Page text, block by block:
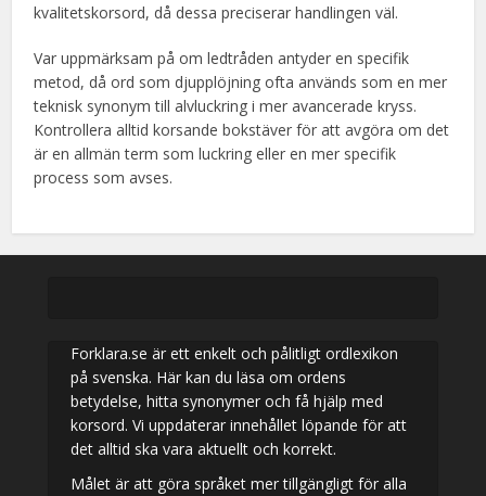
kvalitetskorsord, då dessa preciserar handlingen väl.
Var uppmärksam på om ledtråden antyder en specifik
metod, då ord som djupplöjning ofta används som en mer
teknisk synonym till alvluckring i mer avancerade kryss.
Kontrollera alltid korsande bokstäver för att avgöra om det
är en allmän term som luckring eller en mer specifik
process som avses.
Forklara.se är ett enkelt och pålitligt ordlexikon
på svenska. Här kan du läsa om ordens
betydelse, hitta synonymer och få hjälp med
korsord. Vi uppdaterar innehållet löpande för att
det alltid ska vara aktuellt och korrekt.
Målet är att göra språket mer tillgängligt för alla